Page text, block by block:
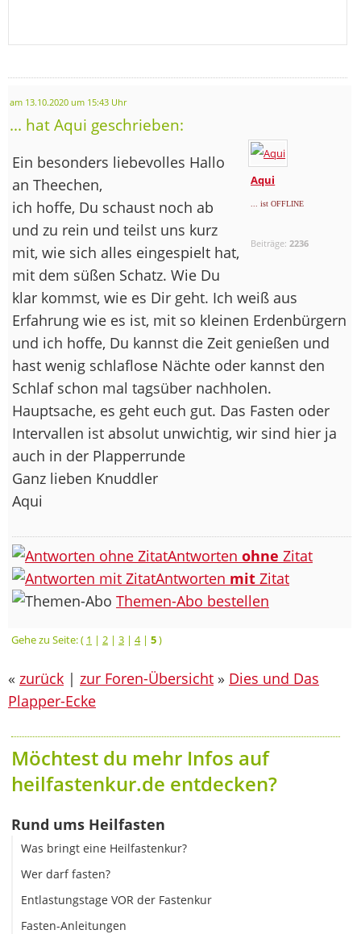
am 13.10.2020 um 15:43 Uhr
... hat Aqui geschrieben:
Aqui
... ist OFFLINE
Beiträge: 2236
Ein besonders liebevolles Hallo
an Theechen,
ich hoffe, Du schaust noch ab
und zu rein und teilst uns kurz
mit, wie sich alles eingespielt hat,
mit dem süßen Schatz. Wie Du
klar kommst, wie es Dir geht. Ich weiß aus
Erfahrung wie es ist, mit so kleinen Erdenbürgern
und ich hoffe, Du kannst die Zeit genießen und
hast wenig schlaflose Nächte oder kannst den
Schlaf schon mal tagsüber nachholen.
Hauptsache, es geht euch gut. Das Fasten oder
Intervallen ist absolut unwichtig, wir sind hier ja
auch in der Plapperrunde
Ganz lieben Knuddler
Aqui
Antworten ohne Zitat
Antworten mit Zitat
Themen-Abo bestellen
Gehe zu Seite: ( 1 | 2 | 3 | 4| 5)
« zurück | zur Foren-Übersicht » Dies und Das
Plapper-Ecke
Möchtest du mehr Infos auf
heilfastenkur.de entdecken?
Rund ums Heilfasten
Was bringt eine Heilfastenkur?
Wer darf fasten?
Entlastungstage VOR der Fastenkur
Fasten-Anleitungen